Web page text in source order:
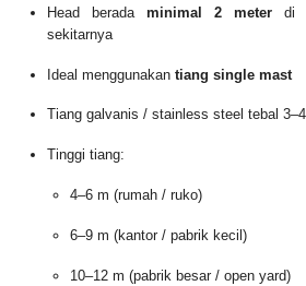
Head beradaminimal 2 meterdi
sekitarnya
Ideal menggunakantiang single mast
Tiang galvanis / stainless steel tebal
Tinggi tiang:
4–6 m (rumah / ruko)
6–9 m (kantor / pabrik kecil)
10–12 m (pabrik besar / open yard)